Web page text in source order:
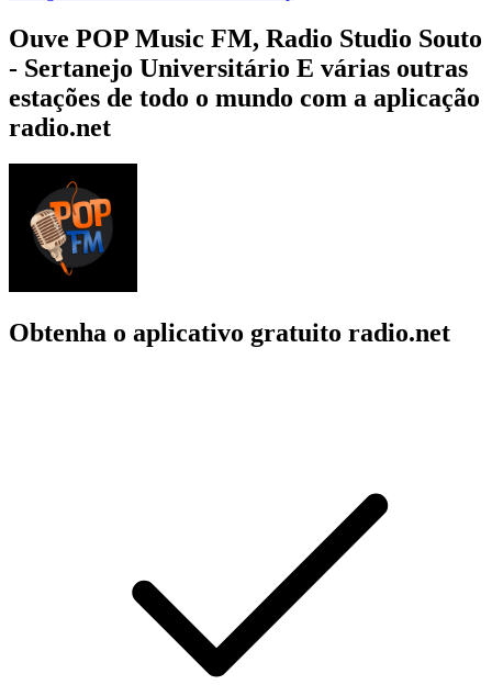
Ouve POP Music FM, Radio Studio Souto
- Sertanejo Universitário E várias outras
estações de todo o mundo com a aplicação
radio.net
Obtenha o aplicativo gratuito radio.net